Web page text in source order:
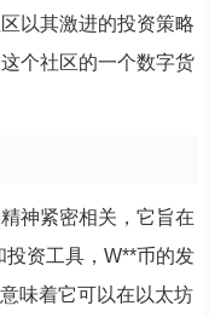
以其激进的投资策略
个社区的一个数字货
神紧密相关，它旨在
资工具，W**币的发
味着它可以在以太坊